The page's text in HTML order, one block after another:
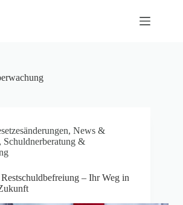
, News &
, Schuldnerberatung &
– Ihr Weg in